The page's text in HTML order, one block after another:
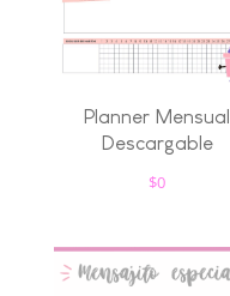
Planner Mensual
Descargable
$0